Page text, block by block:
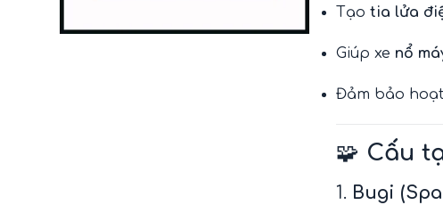
Tạo tia lửa
Giúp xe nổ
Đảm bảo
🧩 Cấu
1. Bugi